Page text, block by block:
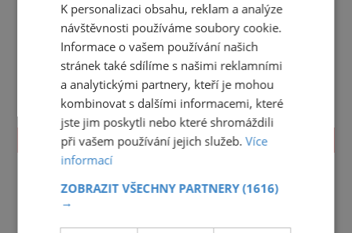
TIPY NA CESTY
Královéhradecký krajLiberecký kraj
K personalizaci obsahu, reklam a analýze
návštěvnosti používáme soubory cookie.
Informace o vašem používání našich
stránek také sdílíme s našimi reklamními
a analytickými partnery, kteří je mohou
kombinovat s dalšími informacemi, které
jste jim poskytli nebo které shromáždili
při vašem používání jejich služeb.Více
informací
ZOBRAZIT VŠECHNY PARTNERY(1616)
→